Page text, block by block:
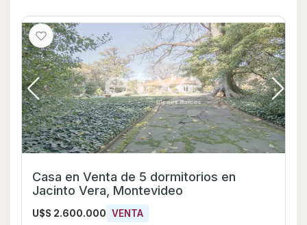
Casa en Venta de 5 dormitorios en
Jacinto Vera, Montevideo
U$S 2.600.000 VENTA